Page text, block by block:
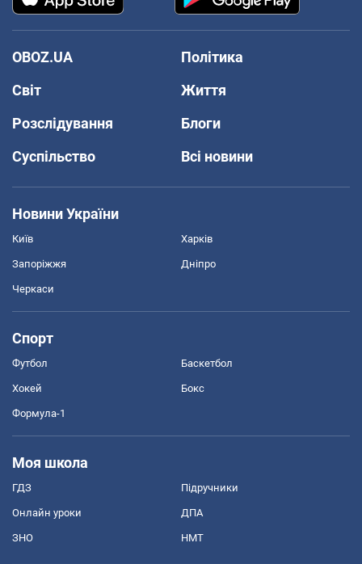
OBOZ.UA
Політика
Світ
Життя
Розслідування
Блоги
Суспільство
Всі новини
Новини України
Київ Харків
Запоріжжя Дніпро
Черкаси
Спорт
Футбол Баскетбол
Хокей Бокс
Формула-1
Моя школа
ГДЗ Підручники
Онлайн уроки ДПА
ЗНО НМТ